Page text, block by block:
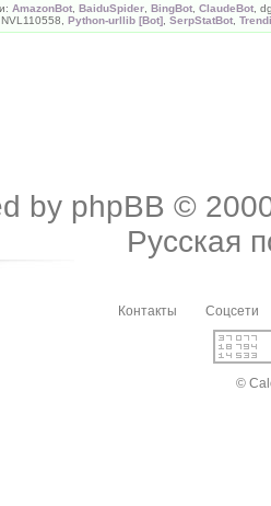
AmazonBot BaiduSpider BingBot ClaudeBot ,
, NVL110558, Python-urllib [Bot] SerpStatBot
by phpBB ©
Русская
Контакты Соцсети
©